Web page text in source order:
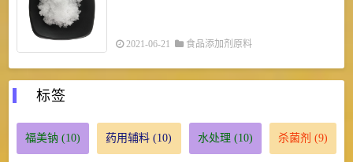
2021-06-21 食品添加剂原料
标签
福美钠 (10) 药用辅料 (10) 水处理 (10) 杀菌剂 (9)